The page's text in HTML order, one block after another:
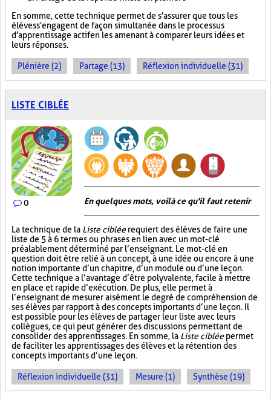
En somme, cette technique permet de s'assurer que tous les
élèves s'engagent de façon simultanée dans le processus
d'apprentissage actif en les amenant à comparer leurs idées et
leurs réponses.
Plénière (2) Partage (13) Réflexion individuelle (31)
LISTE CIBLÉE
0 En quelques mots, voilà ce qu'il faut retenir
La technique de la Liste cibléerequiert des élèves de faire une
liste de 5 à 6 termes ou phrases en lien avec un mot-clé
préalablement déterminé par l’enseignant. Le mot-clé en
question doit être relié à un concept, à une idée ou encore à une
notion importante d’un chapitre, d’un module ou d’une leçon.
Cette technique a l’avantage d’être polyvalente, facile à mettre
en place et rapide d’exécution. De plus, elle permet à
l’enseignant de mesurer aisément le degré de compréhension de
ses élèves par rapport à des concepts importants d’une leçon. Il
est possible pour les élèves de partager leur liste avec leurs
collègues, ce qui peut générer des discussions permettant de
consolider des apprentissages. En somme, la Liste cibléepermet
de faciliter les apprentissages des élèves et la rétention des
concepts importants d’une leçon.
Réflexion individuelle (31) Mesure (1) Synthèse (19)